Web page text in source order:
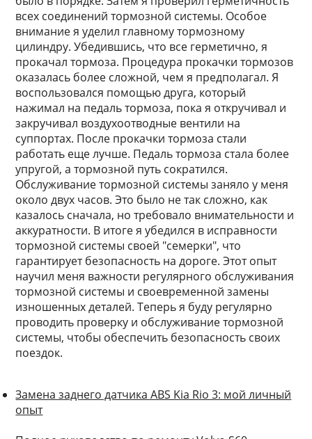
всех соединений тормозной системы. Особое
внимание я уделил главному тормозному
цилиндру. Убедившись, что все герметично, я
прокачал тормоза. Процедура прокачки тормозов
оказалась более сложной, чем я предполагал. Я
воспользовался помощью друга, который
нажимал на педаль тормоза, пока я откручивал и
закручивал воздухоотводные вентили на
суппортах. После прокачки тормоза стали
работать еще лучше. Педаль тормоза стала более
упругой, а тормозной путь сократился.
Обслуживание тормозной системы заняло у меня
около двух часов. Это было не так сложно, как
казалось сначала, но требовало внимательности и
аккуратности. В итоге я убедился в исправности
тормозной системы своей "семерки", что
гарантирует безопасность на дороге. Этот опыт
научил меня важности регулярного обслуживания
тормозной системы и своевременной замены
изношенных деталей. Теперь я буду регулярно
проводить проверку и обслуживание тормозной
системы, чтобы обеспечить безопасность своих
поездок.
Замена заднего датчика ABS Kia Rio 3: мой личный
опыт